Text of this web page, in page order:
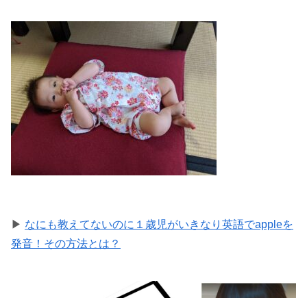
▶ なにも教えてないのに１歳児がいきなり英語でappleを
発音！その方法とは？